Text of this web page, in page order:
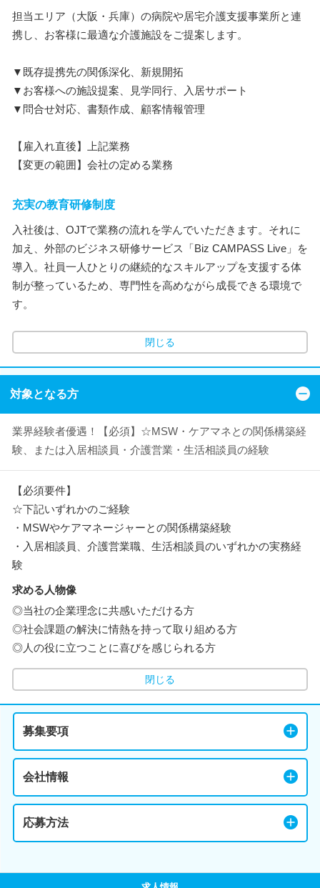
担当エリア（大阪・兵庫）の病院や居宅介護支援事業所と連
携し、お客様に最適な介護施設をご提案します。
▼既存提携先の関係深化、新規開拓
▼お客様への施設提案、見学同行、入居サポート
▼問合せ対応、書類作成、顧客情報管理
【雇入れ直後】上記業務
【変更の範囲】会社の定める業務
充実の教育研修制度
入社後は、OJTで業務の流れを学んでいただきます。それに
加え、外部のビジネス研修サービス「Biz CAMPASS Live」を
導入。社員一人ひとりの継続的なスキルアップを支援する体
制が整っているため、専門性を高めながら成長できる環境で
す。
閉じる
対象となる方
業界経験者優遇！【必須】☆MSW・ケアマネとの関係構築経
験、または入居相談員・介護営業・生活相談員の経験
【必須要件】
☆下記いずれかのご経験
・MSWやケアマネージャーとの関係構築経験
・入居相談員、介護営業職、生活相談員のいずれかの実務経
験
求める人物像
◎当社の企業理念に共感いただける方
◎社会課題の解決に情熱を持って取り組める方
◎人の役に立つことに喜びを感じられる方
閉じる
募集要項
会社情報
応募方法